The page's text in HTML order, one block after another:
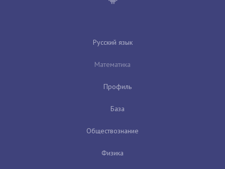
Русский язык
Математика
Профиль
База
Обществознание
Физика